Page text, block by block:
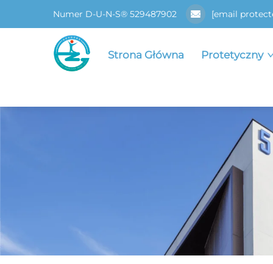
Numer D-U-N-S® 529487902 [email
Strona Główna Protetyczny